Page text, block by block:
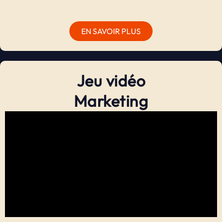
EN SAVOIR PLUS
Jeu vidéo
Marketing